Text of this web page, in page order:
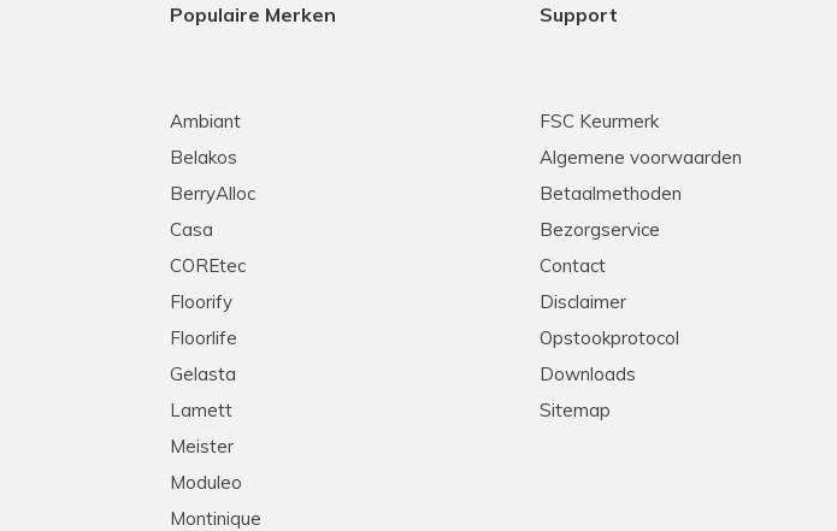
Populaire Merken
Ambiant
Belakos
BerryAlloc
Casa
COREtec
Floorify
Floorlife
Gelasta
Lamett
Meister
Moduleo
Montinique
Support
FSC Keurmerk
Algemene voorwaarden
Betaalmethoden
Bezorgservice
Contact
Disclaimer
Opstookprotocol
Downloads
Sitemap